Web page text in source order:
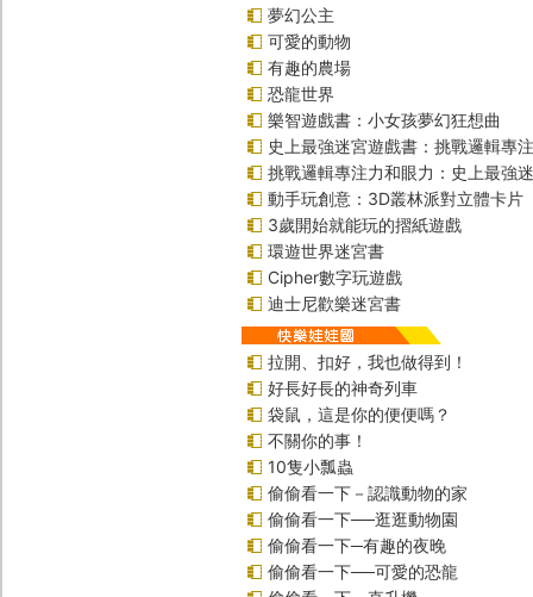
夢幻公主
可愛的動物
有趣的農場
恐龍世界
樂智遊戲書：小女孩夢幻狂想曲
史上最強迷宮遊戲書：挑戰邏輯專
挑戰邏輯專注力和眼力：史上最強
動手玩創意：3D叢林派對立體卡片
3歲開始就能玩的摺紙遊戲
環遊世界迷宮書
Cipher數字玩遊戲
迪士尼歡樂迷宮書
拉開、扣好，我也做得到！
好長好長的神奇列車
袋鼠，這是你的便便嗎？
不關你的事！
10隻小瓢蟲
偷偷看一下－認識動物的家
偷偷看一下──逛逛動物園
偷偷看一下─有趣的夜晚
偷偷看一下──可愛的恐龍